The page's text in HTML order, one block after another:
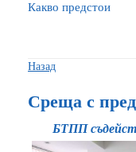
Какво предстои
Назад
Среща с
БТПП